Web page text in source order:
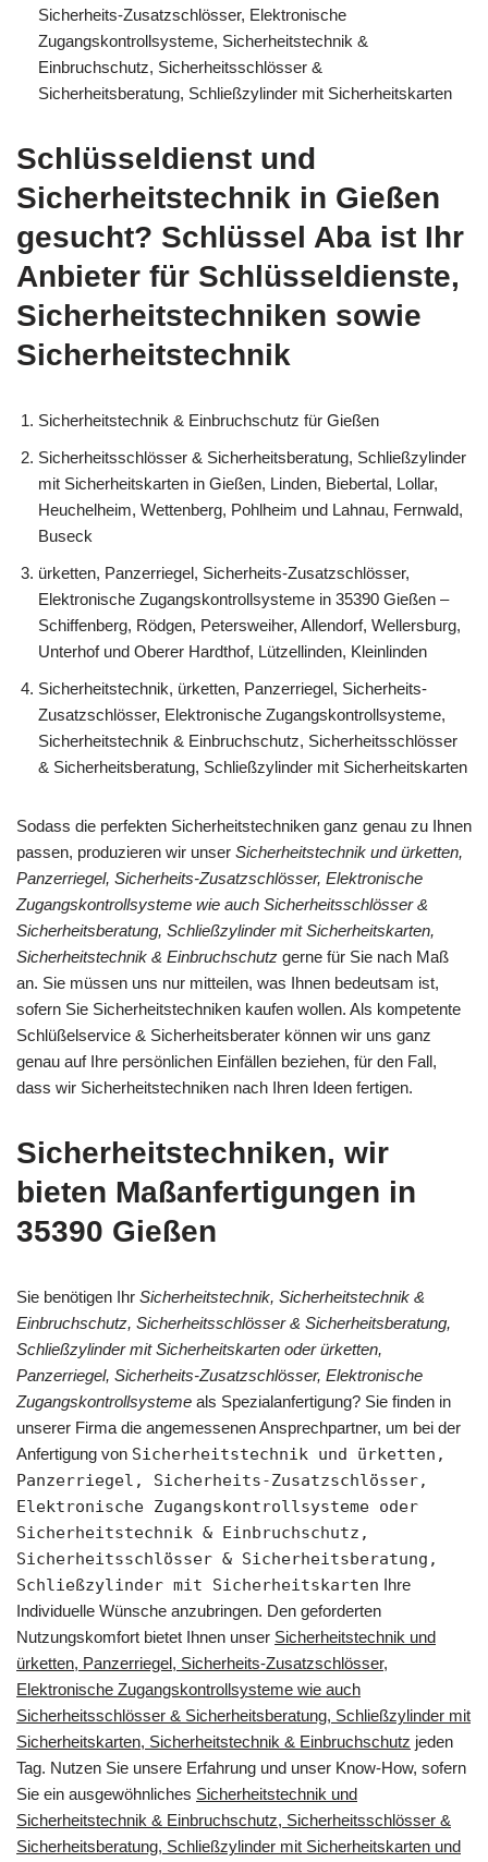
Sicherheits-Zusatzschlösser, Elektronische
Zugangskontrollsysteme, Sicherheitstechnik &
Einbruchschutz, Sicherheitsschlösser &
Sicherheitsberatung, Schließzylinder mit Sicherheitskarten
Schlüsseldienst und
Sicherheitstechnik in Gießen
gesucht? Schlüssel Aba ist Ihr
Anbieter für Schlüsseldienste,
Sicherheitstechniken sowie
Sicherheitstechnik
Sicherheitstechnik & Einbruchschutz für Gießen
Sicherheitsschlösser & Sicherheitsberatung, Schließzylinder
mit Sicherheitskarten in Gießen, Linden, Biebertal, Lollar,
Heuchelheim, Wettenberg, Pohlheim und Lahnau, Fernwald,
Buseck
ürketten, Panzerriegel, Sicherheits-Zusatzschlösser,
Elektronische Zugangskontrollsysteme in 35390 Gießen –
Schiffenberg, Rödgen, Petersweiher, Allendorf, Wellersburg,
Unterhof und Oberer Hardthof, Lützellinden, Kleinlinden
Sicherheitstechnik, ürketten, Panzerriegel, Sicherheits-
Zusatzschlösser, Elektronische Zugangskontrollsysteme,
Sicherheitstechnik & Einbruchschutz, Sicherheitsschlösser
& Sicherheitsberatung, Schließzylinder mit Sicherheitskarten
Sodass die perfekten Sicherheitstechniken ganz genau zu Ihnen
passen, produzieren wir unser Sicherheitstechnik und ürketten,
Panzerriegel, Sicherheits-Zusatzschlösser, Elektronische
Zugangskontrollsysteme wie auch Sicherheitsschlösser &
Sicherheitsberatung, Schließzylinder mit Sicherheitskarten,
Sicherheitstechnik & Einbruchschutz gerne für Sie nach Maß
an. Sie müssen uns nur mitteilen, was Ihnen bedeutsam ist,
sofern Sie Sicherheitstechniken kaufen wollen. Als kompetente
Schlüßelservice & Sicherheitsberater können wir uns ganz
genau auf Ihre persönlichen Einfällen beziehen, für den Fall,
dass wir Sicherheitstechniken nach Ihren Ideen fertigen.
Sicherheitstechniken, wir
bieten Maßanfertigungen in
35390 Gießen
Sie benötigen Ihr Sicherheitstechnik, Sicherheitstechnik &
Einbruchschutz, Sicherheitsschlösser & Sicherheitsberatung,
Schließzylinder mit Sicherheitskarten oder ürketten,
Panzerriegel, Sicherheits-Zusatzschlösser, Elektronische
Zugangskontrollsysteme als Spezialanfertigung? Sie finden in
unserer Firma die angemessenen Ansprechpartner, um bei der
Anfertigung von Sicherheitstechnik und ürketten,
Panzerriegel, Sicherheits-Zusatzschlösser,
Elektronische Zugangskontrollsysteme oder
Sicherheitstechnik & Einbruchschutz,
Sicherheitsschlösser & Sicherheitsberatung,
Schließzylinder mit Sicherheitskarten Ihre
Individuelle Wünsche anzubringen. Den geforderten
Nutzungskomfort bietet Ihnen unser Sicherheitstechnik und
ürketten, Panzerriegel, Sicherheits-Zusatzschlösser,
Elektronische Zugangskontrollsysteme wie auch
Sicherheitsschlösser & Sicherheitsberatung, Schließzylinder mit
Sicherheitskarten, Sicherheitstechnik & Einbruchschutz jeden
Tag. Nutzen Sie unsere Erfahrung und unser Know-How, sofern
Sie ein ausgewöhnliches Sicherheitstechnik und
Sicherheitstechnik & Einbruchschutz, Sicherheitsschlösser &
Sicherheitsberatung, Schließzylinder mit Sicherheitskarten und